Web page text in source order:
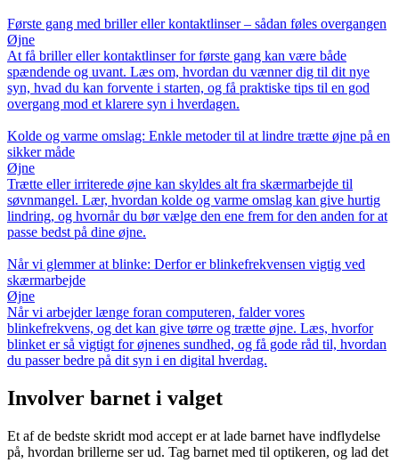
Første gang med briller eller kontaktlinser – sådan føles overgangen
Øjne
At få briller eller kontaktlinser for første gang kan være både
spændende og uvant. Læs om, hvordan du vænner dig til dit nye
syn, hvad du kan forvente i starten, og få praktiske tips til en god
overgang mod et klarere syn i hverdagen.
Kolde og varme omslag: Enkle metoder til at lindre trætte øjne på en
sikker måde
Øjne
Trætte eller irriterede øjne kan skyldes alt fra skærmarbejde til
søvnmangel. Lær, hvordan kolde og varme omslag kan give hurtig
lindring, og hvornår du bør vælge den ene frem for den anden for at
passe bedst på dine øjne.
Når vi glemmer at blinke: Derfor er blinkefrekvensen vigtig ved
skærmarbejde
Øjne
Når vi arbejder længe foran computeren, falder vores
blinkefrekvens, og det kan give tørre og trætte øjne. Læs, hvorfor
blinket er så vigtigt for øjnenes sundhed, og få gode råd til, hvordan
du passer bedre på dit syn i en digital hverdag.
Involver barnet i valget
Et af de bedste skridt mod accept er at lade barnet have indflydelse
på, hvordan brillerne ser ud. Tag barnet med til optikeren, og lad det